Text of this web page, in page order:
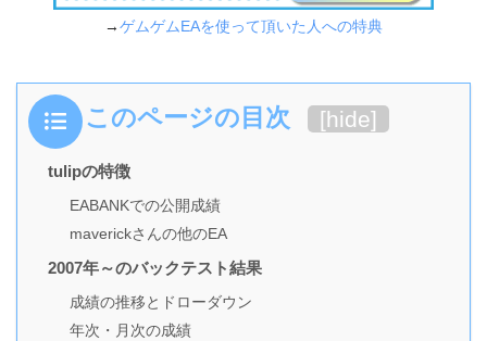
→ゲムゲムEAを使って頂いた人への特典
このページの目次 [hide]
tulipの特徴
EABANKでの公開成績
maverickさんの他のEA
2007年～のバックテスト結果
成績の推移とドローダウン
年次・月次の成績